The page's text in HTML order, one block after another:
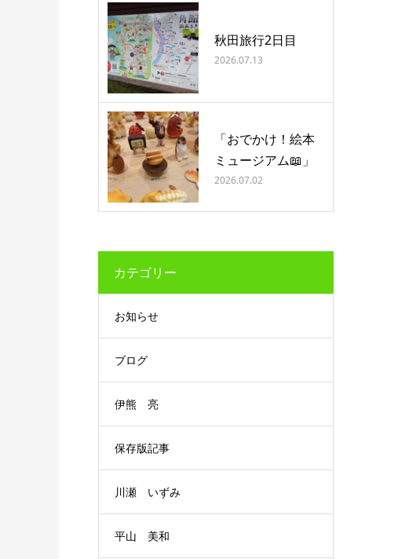
秋田旅行2日目
2026.07.13
「おでかけ！絵本
ミュージアム📖」
2026.07.02
カテゴリー
お知らせ
ブログ
伊熊 亮
保存版記事
川瀬 いずみ
平山 美和